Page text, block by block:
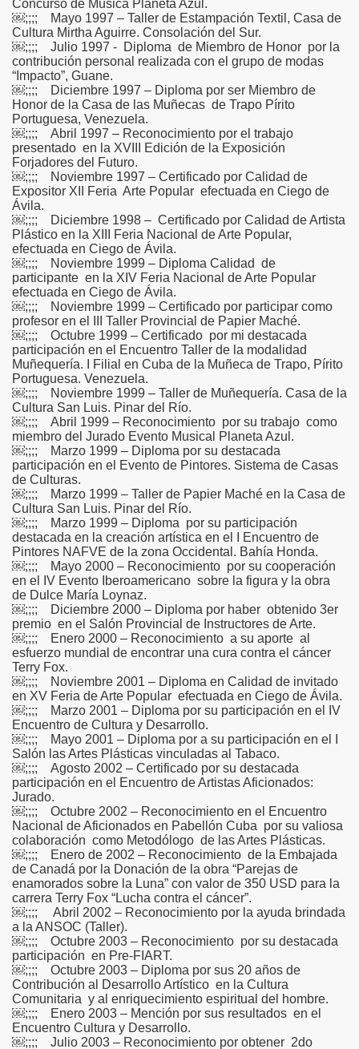
Concurso de Música Planeta Azul.
￼;;;; Mayo 1997 – Taller de Estampación Textil, Casa de
Cultura Mirtha Aguirre. Consolación del Sur.
￼;;;; Julio 1997 - Diploma de Miembro de Honor por la
contribución personal realizada con el grupo de modas
“Impacto”, Guane.
￼;;;; Diciembre 1997 – Diploma por ser Miembro de
Honor de la Casa de las Muñecas de Trapo Pírito
Portuguesa, Venezuela.
￼;;;; Abril 1997 – Reconocimiento por el trabajo
presentado en la XVIII Edición de la Exposición
Forjadores del Futuro.
￼;;;; Noviembre 1997 – Certificado por Calidad de
Expositor XII Feria Arte Popular efectuada en Ciego de
Ávila.
￼;;;; Diciembre 1998 – Certificado por Calidad de Artista
Plástico en la XIII Feria Nacional de Arte Popular,
efectuada en Ciego de Ávila.
￼;;;; Noviembre 1999 – Diploma Calidad de
participante en la XIV Feria Nacional de Arte Popular
efectuada en Ciego de Ávila.
￼;;;; Noviembre 1999 – Certificado por participar como
profesor en el III Taller Provincial de Papier Maché.
￼;;;; Octubre 1999 – Certificado por mi destacada
participación en el Encuentro Taller de la modalidad
Muñequería. I Filial en Cuba de la Muñeca de Trapo, Pírito
Portuguesa. Venezuela.
￼;;;; Noviembre 1999 – Taller de Muñequería. Casa de la
Cultura San Luis. Pinar del Río.
￼;;;; Abril 1999 – Reconocimiento por su trabajo como
miembro del Jurado Evento Musical Planeta Azul.
￼;;;; Marzo 1999 – Diploma por su destacada
participación en el Evento de Pintores. Sistema de Casas
de Culturas.
￼;;;; Marzo 1999 – Taller de Papier Maché en la Casa de
Cultura San Luis. Pinar del Río.
￼;;;; Marzo 1999 – Diploma por su participación
destacada en la creación artística en el I Encuentro de
Pintores NAFVE de la zona Occidental. Bahía Honda.
￼;;;; Mayo 2000 – Reconocimiento por su cooperación
en el IV Evento Iberoamericano sobre la figura y la obra
de Dulce María Loynaz.
￼;;;; Diciembre 2000 – Diploma por haber obtenido 3er
premio en el Salón Provincial de Instructores de Arte.
￼;;;; Enero 2000 – Reconocimiento a su aporte al
esfuerzo mundial de encontrar una cura contra el cáncer
Terry Fox.
￼;;;; Noviembre 2001 – Diploma en Calidad de invitado
en XV Feria de Arte Popular efectuada en Ciego de Ávila.
￼;;;; Marzo 2001 – Diploma por su participación en el IV
Encuentro de Cultura y Desarrollo.
￼;;;; Mayo 2001 – Diploma por a su participación en el I
Salón las Artes Plásticas vinculadas al Tabaco.
￼;;;; Agosto 2002 – Certificado por su destacada
participación en el Encuentro de Artistas Aficionados:
Jurado.
￼;;;; Octubre 2002 – Reconocimiento en el Encuentro
Nacional de Aficionados en Pabellón Cuba por su valiosa
colaboración como Metodólogo de las Artes Plásticas.
￼;;;; Enero de 2002 – Reconocimiento de la Embajada
de Canadá por la Donación de la obra “Parejas de
enamorados sobre la Luna” con valor de 350 USD para la
carrera Terry Fox “Lucha contra el cáncer”.
￼;;;; Abril 2002 – Reconocimiento por la ayuda brindada
a la ANSOC (Taller).
￼;;;; Octubre 2003 – Reconocimiento por su destacada
participación en Pre-FIART.
￼;;;; Octubre 2003 – Diploma por sus 20 años de
Contribución al Desarrollo Artístico en la Cultura
Comunitaria y al enriquecimiento espiritual del hombre.
￼;;;; Enero 2003 – Mención por sus resultados en el
Encuentro Cultura y Desarrollo.
￼;;;; Julio 2003 – Reconocimiento por obtener 2do